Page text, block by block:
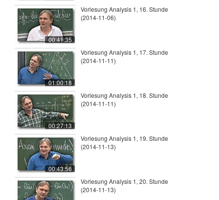
00:41:35
Vorlesung Analysis 1, 16. Stunde
(2014-11-06)
01:00:18
Vorlesung Analysis 1, 17. Stunde
(2014-11-11)
00:27:13
Vorlesung Analysis 1, 18. Stunde
(2014-11-11)
00:43:56
Vorlesung Analysis 1, 19. Stunde
(2014-11-13)
Vorlesung Analysis 1, 20. Stunde
(2014-11-13)